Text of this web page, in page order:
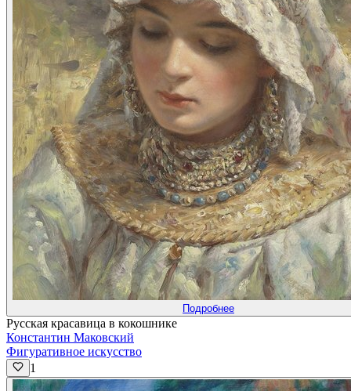
Подробнее
Русская красавица в кокошнике
Константин Маковский
Фигуративное искусство
1